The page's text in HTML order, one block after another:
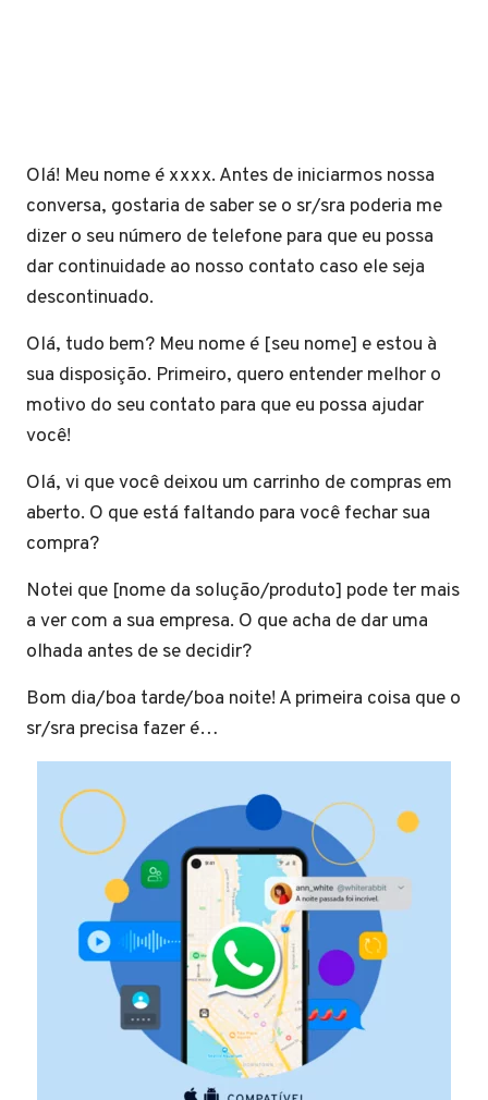
Olá! Meu nome é xxxx. Antes de iniciarmos nossa
conversa, gostaria de saber se o sr/sra poderia me
dizer o seu número de telefone para que eu possa
dar continuidade ao nosso contato caso ele seja
descontinuado.
Olá, tudo bem? Meu nome é [seu nome] e estou à
sua disposição. Primeiro, quero entender melhor o
motivo do seu contato para que eu possa ajudar
você!
Olá, vi que você deixou um carrinho de compras em
aberto. O que está faltando para você fechar sua
compra?
Notei que [nome da solução/produto] pode ter mais
a ver com a sua empresa. O que acha de dar uma
olhada antes de se decidir?
Bom dia/boa tarde/boa noite! A primeira coisa que o
sr/sra precisa fazer é…